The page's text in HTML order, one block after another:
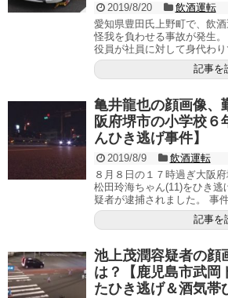
2019/8/20
飲酒運転
愛知県豊田氏上野町で、飲
怪我を負わせる事故が発生
役員が社員に対して身代わ
記事を
亀井龍也の顔画像、
阪府堺市の小学校６
んひき逃げ事件】
2019/8/9
飲酒運転
８月８日の１７時過ぎ大阪
松田玲海ちゃん(11)をひき逃
疑者が逮捕されました。 事
記事を
池上茂潤容疑者の顔
は？【鹿児島市武岡
たひき逃げ＆酒気帯